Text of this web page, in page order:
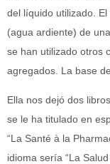
del líquido utilizado.
(agua ardiente) de
se han utilizado otros
agregados. La base
Ella nos dejó dos
se le ha titulado en
“La Santé à la
idioma sería “La